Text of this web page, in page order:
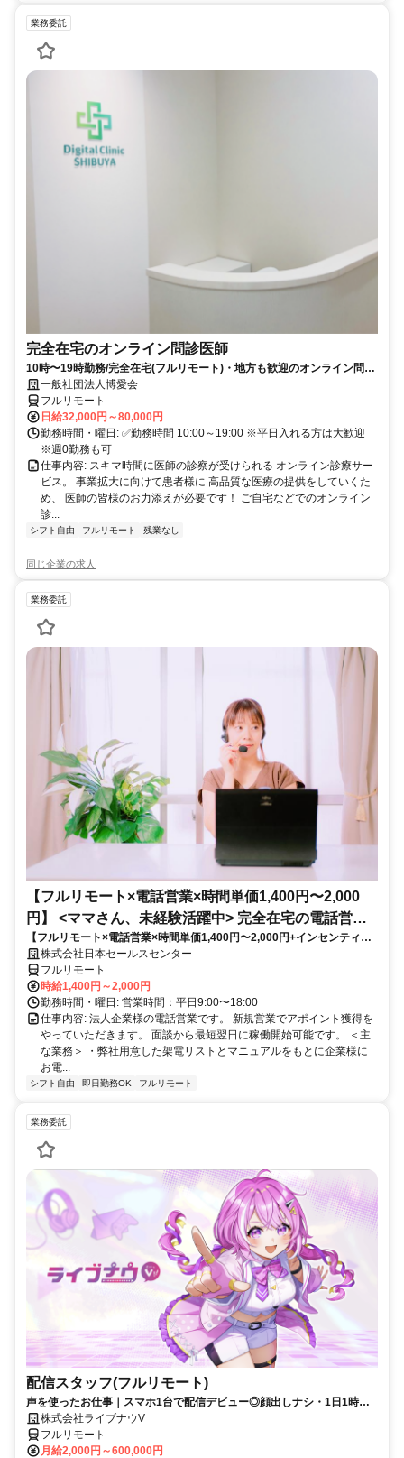
業務委託
完全在宅のオンライン問診医師
10時〜19時勤務/完全在宅(フルリモート)・地方も歓迎のオンライン問診
業務一般社団法人博愛会
フルリモート
日給32,000円～80,000円
勤務時間・曜日: ✅勤務時間 10:00～19:00 ※平日入れる方は大歓迎
※週0勤務も可
仕事内容: スキマ時間に医師の診察が受けられる オンライン診療サー
ビス。 事業拡大に向けて患者様に 高品質な医療の提供をしていくた
め、 医師の皆様のお力添えが必要です！ ご自宅などでのオンライン
診...
シフト自由 フルリモート 残業なし
同じ企業の求人
業務委託
【フルリモート×電話営業×時間単価1,400円〜2,000
円】 <ママさん、未経験活躍中> 完全在宅の電話営業
で家庭と仕事の両立を実現
【フルリモート×電話営業×時間単価1,400円〜2,000円+インセンティブ
あり】 ＜ママさん、未経験活躍中＞ 完全在宅の電話営業で家庭と仕事の
両立を実現
株式会社日本セールスセンター
フルリモート
時給1,400円～2,000円
勤務時間・曜日: 営業時間：平日9:00〜18:00
仕事内容: 法人企業様の電話営業です。 新規営業でアポイント獲得を
やっていただきます。 面談から最短翌日に稼働開始可能です。 ＜主
な業務＞ ・弊社用意した架電リストとマニュアルをもとに企業様に
お電...
シフト自由 即日勤務OK フルリモート
業務委託
配信スタッフ(フルリモート)
声を使ったお仕事｜スマホ1台で配信デビュー◎顔出しナシ・1日1時間
～OK♪
株式会社ライブナウV
フルリモート
月給2,000円～600,000円